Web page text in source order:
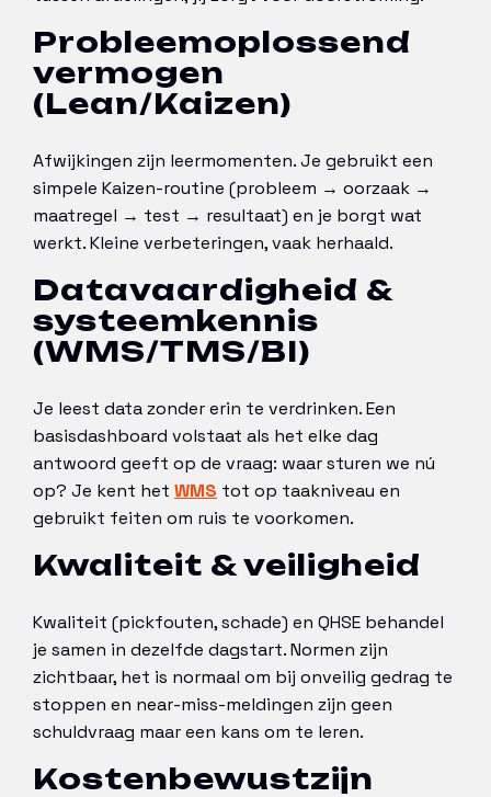
Probleemoplossend
vermogen
(Lean/Kaizen)
Afwijkingen zijn leermomenten. Je gebruikt een
simpele Kaizen-routine (probleem → oorzaak →
maatregel → test → resultaat) en je borgt wat
werkt. Kleine verbeteringen, vaak herhaald.
Datavaardigheid &
systeemkennis
(WMS/TMS/BI)
Je leest data zonder erin te verdrinken. Een
basisdashboard volstaat als het elke dag
antwoord geeft op de vraag: waar sturen we nú
op? Je kent het WMS tot op taakniveau en
gebruikt feiten om ruis te voorkomen.
Kwaliteit & veiligheid
Kwaliteit (pickfouten, schade) en QHSE behandel
je samen in dezelfde dagstart. Normen zijn
zichtbaar, het is normaal om bij onveilig gedrag te
stoppen en near-miss-meldingen zijn geen
schuldvraag maar een kans om te leren.
Kostenbewustzijn